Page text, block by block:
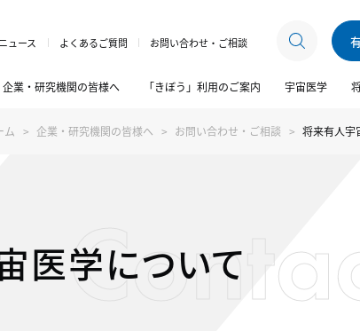
ニュース よくあるご質問 お問い合わせ・ご相談
企業・研究機関の皆様へ 「きぼう」利用のご案内 宇宙医学
ム 企業・研究機関の皆様へ お問い合わせ・ご相談 将来有人宇
医学について